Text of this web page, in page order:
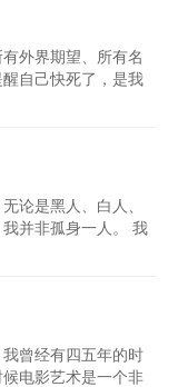
外界期望、所有名
自己快死了，是我
论是黑人、白人、
并非孤身一人。 我
曾经有四五年的时
电影艺术是一个非